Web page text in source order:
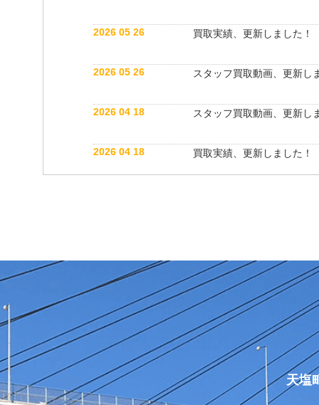
2026 05 26 買取実績、更新しました！
2026 05 26 スタッフ買取動画、更新し
2026 04 18 スタッフ買取動画、更新し
2026 04 18 買取実績、更新しました！
2025 05 22 スタッフ紹介動画、更新し
2025 05 22 買取実績、更新しました！
2025 05 10 買取実績、更新しました！
天塩